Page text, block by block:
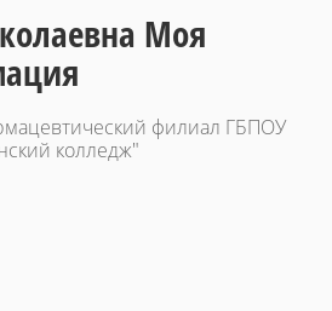
Моя
филиал ГБПОУ
колледж"